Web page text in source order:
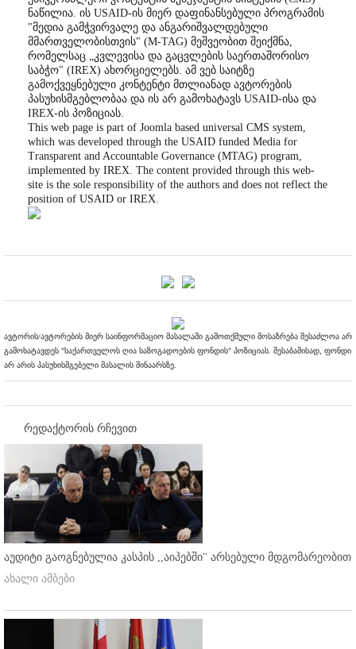
ნაწილია. ის USAID-ის მიერ დაფინანსებული პროგრამის
"მედია გამჭვირვალე და ანგარიშვალდებული
მმართველობისთვის" (M-TAG) მეშვეობით შეიქმნა,
რომელსაც „კვლევისა და გაცვლების საერთაშორისო
საბჭო" (IREX) ახორციელებს. ამ ვებ საიტზე
გამოქვეყნებული კონტენტი მთლიანად ავტორების
პასუხისმგებლობაა და ის არ გამოხატავს USAID-ისა და
IREX-ის პოზიციას.
This web page is part of Joomla based universal CMS system,
which was developed through the USAID funded Media for
Transparent and Accountable Governance (MTAG) program,
implemented by IREX. The content provided through this web-
site is the sole responsibility of the authors and does not reflect the
position of USAID or IREX.
ავტორის/ავტორების მიერ საინფორმაციო მასალაში გამოთქმული მოსაზრება შესაძლოა არ
გამოხატავდეს "საქართველოს ღია საზოგადოების ფონდის" პოზიციას. შესაბამისად, ფონდი
არ არის პასუხისმგებელი მასალის შინაარსზე.
რედაქტორის რჩევით
აუდიტი გაოგნებულია კასპის ,,აიპებში'' არსებული მდგომარეობით
ახალი ამბები